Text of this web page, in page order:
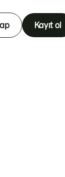
Kayıt ol